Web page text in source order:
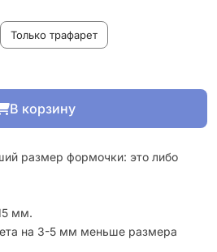
Только трафарет
В корзину
размер формочки: это либо
мм.
на 3-5 мм меньше размера